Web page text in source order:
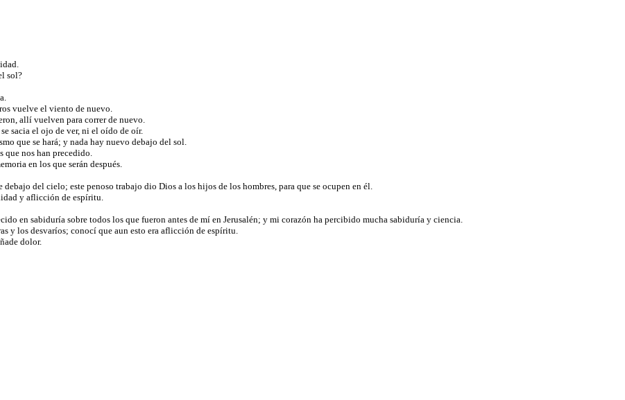
sol?
vuelve el viento de nuevo.
allí vuelven para correr de nuevo.
sacia el ojo de ver, ni el oído de oír.
que se hará; y nada hay nuevo debajo del sol.
que nos han precedido.
en los que serán después.
del cielo; este penoso trabajo dio Dios a los hijos de los hombres, para que se ocupen en él.
y aflicción de espíritu.
en sabiduría sobre todos los que fueron antes de mí en Jerusalén; y mi corazón ha percibido mucha sabiduría y ciencia.
y los desvaríos; conocí que aun esto era aflicción de espíritu.
dolor.